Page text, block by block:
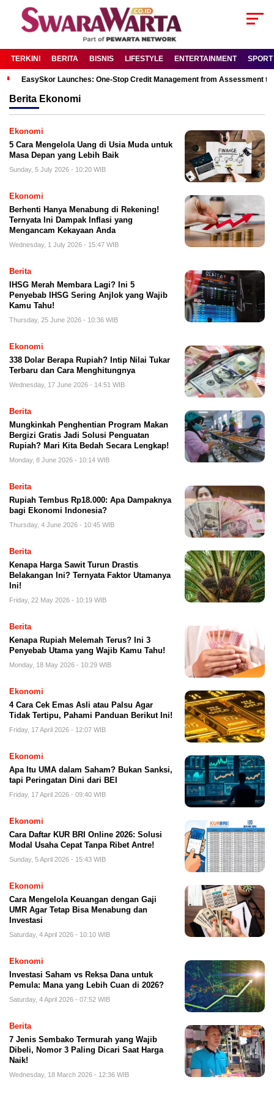
TERKINI BERITA BISNIS LIFESTYLE ENTERTAINMENT SPORT
EasySkor Launches: One-Stop Credit Management from Assessment
Berita Ekonomi
Ekonomi
5 Cara Mengelola Uang di Usia Muda untuk
Masa Depan yang Lebih Baik
Sunday, 5 July 2026 - 10:20 WIB
Ekonomi
Berhenti Hanya Menabung di Rekening!
Ternyata Ini Dampak Inflasi yang
Mengancam Kekayaan Anda
Wednesday, 1 July 2026 - 15:47 WIB
Berita
IHSG Merah Membara Lagi? Ini 5
Penyebab IHSG Sering Anjlok yang Wajib
Kamu Tahu!
Thursday, 25 June 2026 - 10:36 WIB
Ekonomi
338 Dolar Berapa Rupiah? Intip Nilai Tukar
Terbaru dan Cara Menghitungnya
Wednesday, 17 June 2026 - 14:51 WIB
Berita
Mungkinkah Penghentian Program Makan
Bergizi Gratis Jadi Solusi Penguatan
Rupiah? Mari Kita Bedah Secara Lengkap!
Monday, 8 June 2026 - 10:14 WIB
Berita
Rupiah Tembus Rp18.000: Apa Dampaknya
bagi Ekonomi Indonesia?
Thursday, 4 June 2026 - 10:45 WIB
Berita
Kenapa Harga Sawit Turun Drastis
Belakangan Ini? Ternyata Faktor Utamanya
Ini!
Friday, 22 May 2026 - 10:19 WIB
Berita
Kenapa Rupiah Melemah Terus? Ini 3
Penyebab Utama yang Wajib Kamu Tahu!
Monday, 18 May 2026 - 10:29 WIB
Ekonomi
4 Cara Cek Emas Asli atau Palsu Agar
Tidak Tertipu, Pahami Panduan Berikut Ini!
Friday, 17 April 2026 - 12:07 WIB
Ekonomi
Apa Itu UMA dalam Saham? Bukan Sanksi,
tapi Peringatan Dini dari BEI
Friday, 17 April 2026 - 09:40 WIB
Ekonomi
Cara Daftar KUR BRI Online 2026: Solusi
Modal Usaha Cepat Tanpa Ribet Antre!
Sunday, 5 April 2026 - 15:43 WIB
Ekonomi
Cara Mengelola Keuangan dengan Gaji
UMR Agar Tetap Bisa Menabung dan
Investasi
Saturday, 4 April 2026 - 10:10 WIB
Ekonomi
Investasi Saham vs Reksa Dana untuk
Pemula: Mana yang Lebih Cuan di 2026?
Saturday, 4 April 2026 - 07:52 WIB
Berita
7 Jenis Sembako Termurah yang Wajib
Dibeli, Nomor 3 Paling Dicari Saat Harga
Naik!
Wednesday, 18 March 2026 - 12:36 WIB